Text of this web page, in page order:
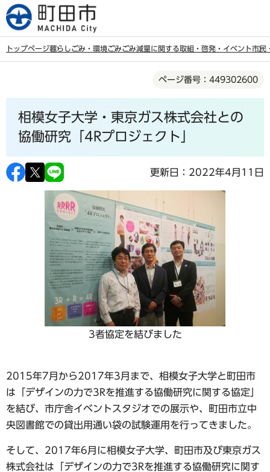
こ
の
トップページ暮らしごみ・環境ごみごみ減量に関する取組・啓発・イベント市民
ページ番号：449302600
相模女子大学・東京ガス株式会社との
協働研究「4Rプロジェクト」
更新日：2022年4月11日
3者協定を結びました
2015年7月から2017年3月まで、相模女子大学と町田市
は「デザインの力で3Rを推進する協働研究に関する協定」
を結び、市庁舎イベントスタジオでの展示や、町田市立中
央図書館での貸出用通い袋の試験運用を行ってきました。
そして、2017年6月に相模女子大学、町田市及び東京ガス
株式会社は「デザインの力で3Rを推進する協働研究に関す